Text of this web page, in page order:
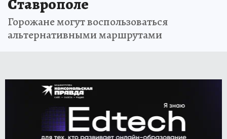
Ставрополе
Горожане могут воспользоваться
альтернативными маршрутами